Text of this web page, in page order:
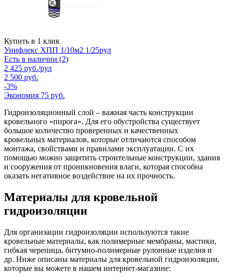
Купить в 1 клик
Унифлекс ХПП 1/10м2 1/25рул
Есть в наличии (2)
2 425 руб./рул
2 500 руб.
-3%
Экономия 75 руб.
Гидроизоляционный слой – важная часть конструкции
кровельного «пирога». Для его обустройства существует
большое количество проверенных и качественных
кровельных материалов, которые отличаются способом
монтажа, свойствами и правилами эксплуатации. С их
помощью можно защитить строительные конструкции, здания
и сооружения от проникновения влаги, которая способна
оказать негативное воздействие на их прочность.
Материалы для кровельной
гидроизоляции
Для организации гидроизоляции используются такие
кровельные материалы, как полимерные мембраны, мастики,
гибкая черепица, битумно-полимерные рулонные изделия и
др. Ниже описаны материалы для кровельной гидроизоляции,
которые вы можете в нашем интернет-магазине: